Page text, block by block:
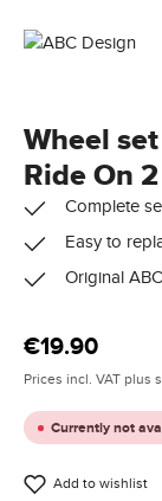
Wheel
Ride On
Complete
Easy to
Original
Regular price:
€19.90
Prices incl. VAT plus
Currently not
Add to wishlist